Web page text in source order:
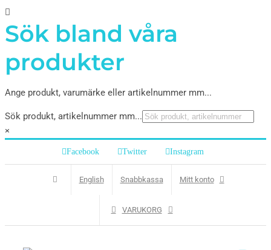
Sök bland våra
produkter
Ange produkt, varumärke eller artikelnummer mm...
Sök produkt, artikelnummer mm...
×
Facebook Twitter Instagram
English Snabbkassa Mitt konto
VARUKORG